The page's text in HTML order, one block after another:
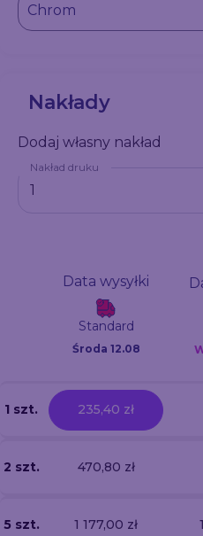
Chrom
Nakłady
Dodaj własny nakład
Nakład druku
Data wysyłki
Standard
Środa 12.08
1 szt. 235,40 zł
2 szt. 470,80 zł
5 szt. 1 177,00 zł